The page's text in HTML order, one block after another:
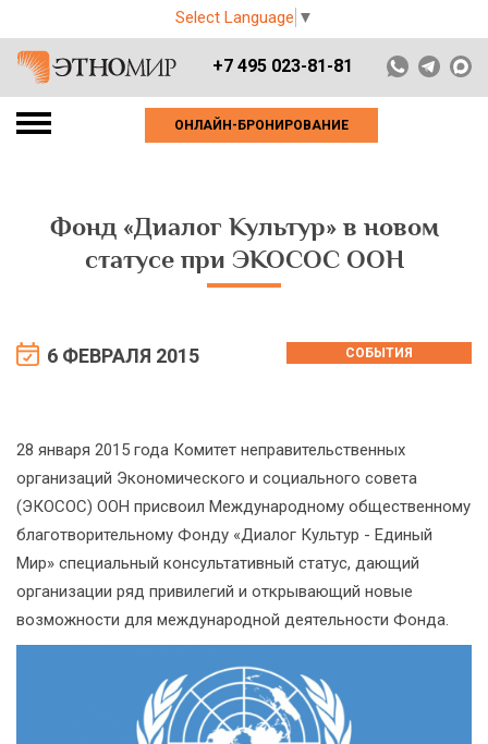
Select Language ▼
+7 495 023-81-81
ОНЛАЙН-БРОНИРОВАНИЕ
Фонд «Диалог Культур» в новом
статусе при ЭКОСОС ООН
6 ФЕВРАЛЯ 2015 СОБЫТИЯ
28 января 2015 года Комитет неправительственных
организаций Экономического и социального совета
(ЭКОСОС) ООН присвоил Международному общественному
благотворительному Фонду «Диалог Культур - Единый
Мир» специальный консультативный статус, дающий
организации ряд привилегий и открывающий новые
возможности для международной деятельности Фонда.